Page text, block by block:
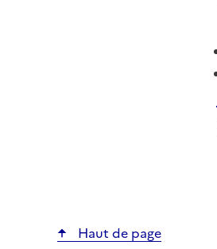
Haut de page